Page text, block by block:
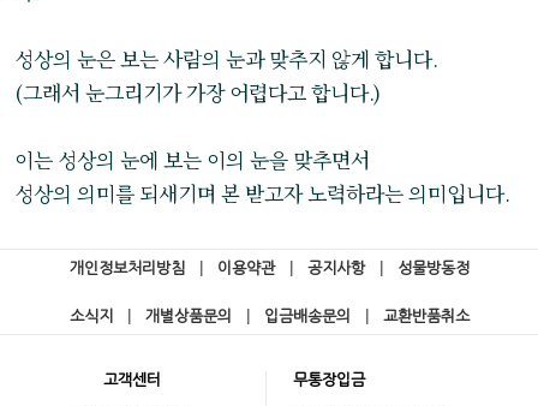
성상의 눈은 보는 사람의 눈과 맞추지 않게 합니다.
(그래서 눈그리기가 가장 어렵다고 합니다.)
이는 성상의 눈에 보는 이의 눈을 맞추면서
성상의 의미를 되새기며 본 받고자 노력하라는 의미입니다.
개인정보처리방침 이용약관 공지사항 성물방동정
소식지 개별상품문의 입금배송문의 교환반품취소
고객센터 무통장입금